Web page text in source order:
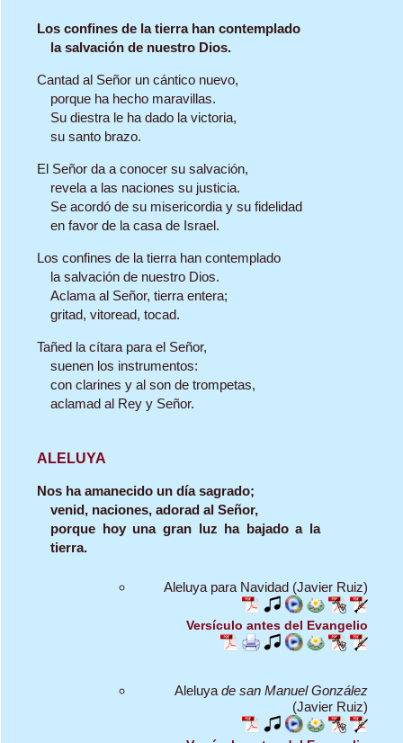
Los confines de la tierra han contemplado
la salvación de nuestro Dios.
Cantad al Señor un cántico nuevo,
porque ha hecho maravillas.
Su diestra le ha dado la victoria,
su santo brazo.
El Señor da a conocer su salvación,
revela a las naciones su justicia.
Se acordó de su misericordia y su fidelidad
en favor de la casa de Israel.
Los confines de la tierra han contemplado
la salvación de nuestro Dios.
Aclama al Señor, tierra entera;
gritad, vitoread, tocad.
Tañed la cítara para el Señor,
suenen los instrumentos:
con clarines y al son de trompetas,
aclamad al Rey y Señor.
ALELUYA
Nos ha amanecido un día sagrado;
venid, naciones, adorad al Señor,
porque hoy una gran luz ha bajado a la
tierra.
Aleluya para Navidad (Javier Ruiz)
Versículo antes del Evangelio
Aleluya de san Manuel González
(Javier Ruiz)